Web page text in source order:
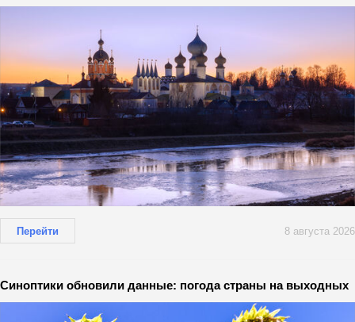
Перейти 8 августа 2026
Синоптики обновили данные: погода страны на выходных